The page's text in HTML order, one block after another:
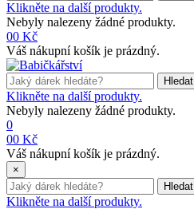
Klikněte na další produkty.
Nebyly nalezeny žádné produkty.
00 Kč
Váš nákupní košík je prázdný.
Hledat
Klikněte na další produkty.
Nebyly nalezeny žádné produkty.
0
00 Kč
Váš nákupní košík je prázdný.
×
Hledat
Klikněte na další produkty.